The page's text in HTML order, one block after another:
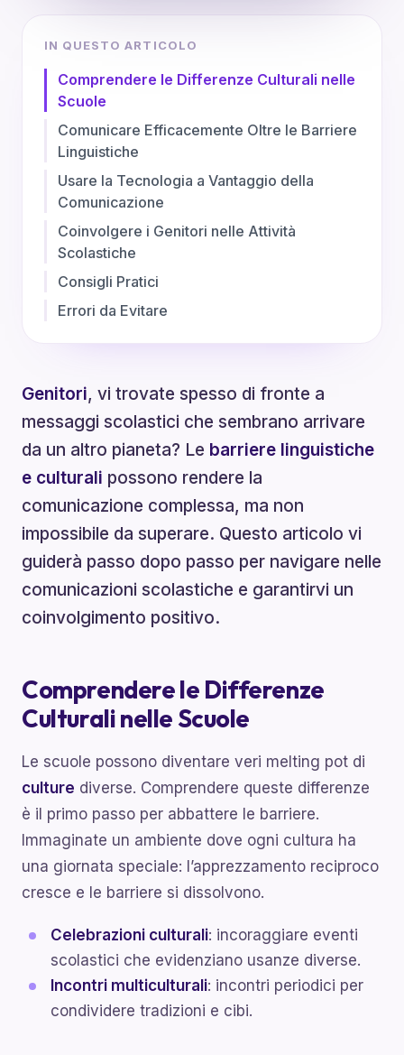
IN QUESTO ARTICOLO
Comprendere le Differenze Culturali nelle
Scuole
Comunicare Efficacemente Oltre le Barriere
Linguistiche
Usare la Tecnologia a Vantaggio della
Comunicazione
Coinvolgere i Genitori nelle Attività
Scolastiche
Consigli Pratici
Errori da Evitare
Genitori, vi trovate spesso di fronte a
messaggi scolastici che sembrano arrivare
da un altro pianeta? Le barriere linguistiche
e culturali possono rendere la
comunicazione complessa, ma non
impossibile da superare. Questo articolo vi
guiderà passo dopo passo per navigare nelle
comunicazioni scolastiche e garantirvi un
coinvolgimento positivo.
Comprendere le Differenze
Culturali nelle Scuole
Le scuole possono diventare veri melting pot di
culture diverse. Comprendere queste differenze
è il primo passo per abbattere le barriere.
Immaginate un ambiente dove ogni cultura ha
una giornata speciale: l’apprezzamento reciproco
cresce e le barriere si dissolvono.
Celebrazioni culturali: incoraggiare eventi
scolastici che evidenziano usanze diverse.
Incontri multiculturali: incontri periodici per
condividere tradizioni e cibi.